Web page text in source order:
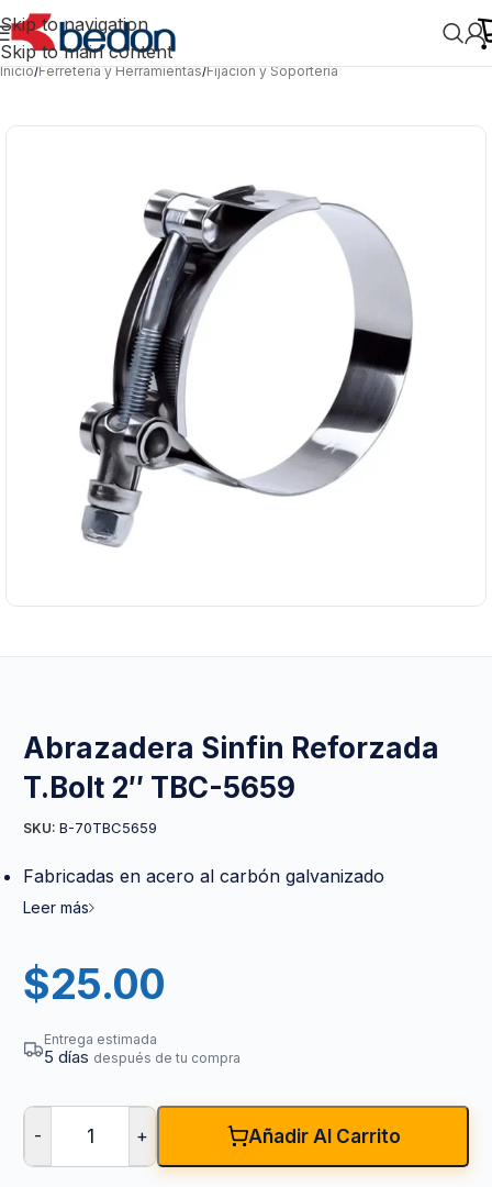
Skip to navigation
Skip to main content
Inicio/Ferretería y Herramientas/Fijación y Soportería
Abrazadera Sinfin Reforzada
T.Bolt 2″ TBC-5659
SKU: B-70TBC5659
Fabricadas en acero al carbón galvanizado
Leer más
$25.00
Entrega estimada
5 días después de tu compra
- + Añadir Al Carrito